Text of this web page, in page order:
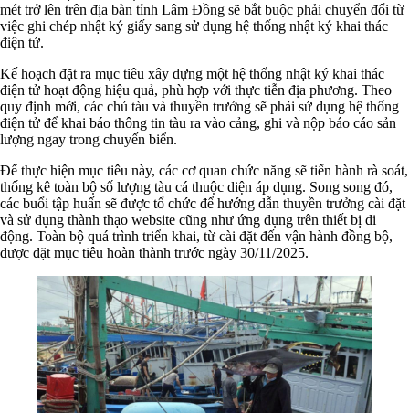
mét trở lên trên địa bàn tỉnh Lâm Đồng sẽ bắt buộc phải chuyển đổi từ
việc ghi chép nhật ký giấy sang sử dụng hệ thống nhật ký khai thác
điện tử.
Kế hoạch đặt ra mục tiêu xây dựng một hệ thống nhật ký khai thác
điện tử hoạt động hiệu quả, phù hợp với thực tiễn địa phương. Theo
quy định mới, các chủ tàu và thuyền trưởng sẽ phải sử dụng hệ thống
điện tử để khai báo thông tin tàu ra vào cảng, ghi và nộp báo cáo sản
lượng ngay trong chuyến biển.
Để thực hiện mục tiêu này, các cơ quan chức năng sẽ tiến hành rà soát,
thống kê toàn bộ số lượng tàu cá thuộc diện áp dụng. Song song đó,
các buổi tập huấn sẽ được tổ chức để hướng dẫn thuyền trưởng cài đặt
và sử dụng thành thạo website cũng như ứng dụng trên thiết bị di
động. Toàn bộ quá trình triển khai, từ cài đặt đến vận hành đồng bộ,
được đặt mục tiêu hoàn thành trước ngày 30/11/2025.